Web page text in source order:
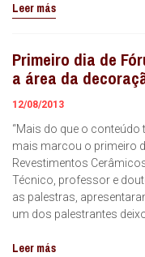
Leer más
Primeiro dia de
a área da
12/08/2013
“Mais do que o conteúdo
mais marcou o primeiro
Revestimentos
Técnico, professor e
as palestras,
um dos palestrantes
Leer más